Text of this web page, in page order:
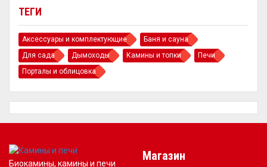
ТЕГИ
Аксессуары и комплектующие
Баня и сауна
Для сада
Дымоходы Камины и топки
Печи
Порталы и облицовка
Биокамины, камины и печи
Магазин